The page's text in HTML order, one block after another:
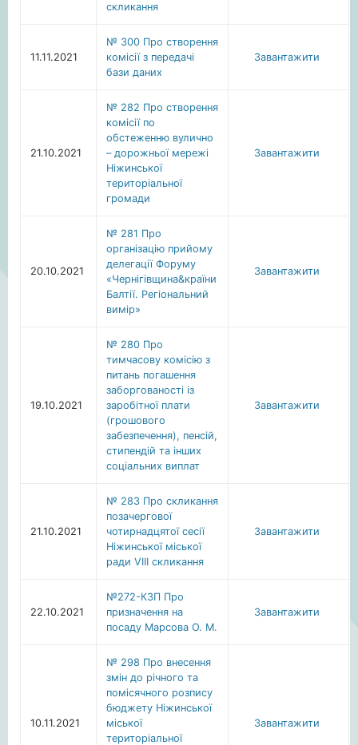
скликання
11.11.2021
№ 300 Про створення
комісії з передачі
бази даних
Завантажити
21.10.2021
№ 282 Про створення
комісії по
обстеженню вулично
– дорожньої мережі
Ніжинської
територіальної
громади
Завантажити
20.10.2021
№ 281 Про
організацію прийому
делегації Форуму
«Чернігівщина&країни
Балтії. Регіональний
вимір»
Завантажити
19.10.2021
№ 280 Про
тимчасову комісію з
питань погашення
заборгованості із
заробітної плати
(грошового
забезпечення), пенсій,
стипендій та інших
соціальних виплат
Завантажити
21.10.2021
№ 283 Про скликання
позачергової
чотирнадцятої сесії
Ніжинської міської
ради VIIІ скликання
Завантажити
22.10.2021
№272-КЗП Про
призначення на
посаду Марсова О. М.
Завантажити
10.11.2021
№ 298 Про внесення
змін до річного та
помісячного розпису
бюджету Ніжинської
міської
територіальної
Завантажити